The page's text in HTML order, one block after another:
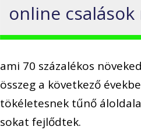
online
ami 70 százalékos
összeg a következő
tökéletesnek tűnő
sokat fejlődtek.